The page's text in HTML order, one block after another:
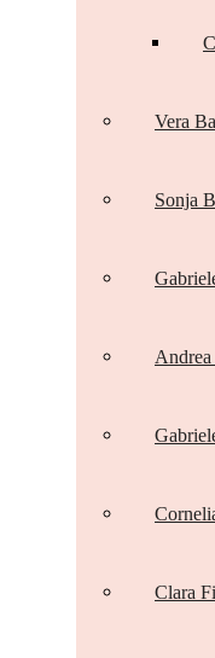
Vera
Sonja
Clara